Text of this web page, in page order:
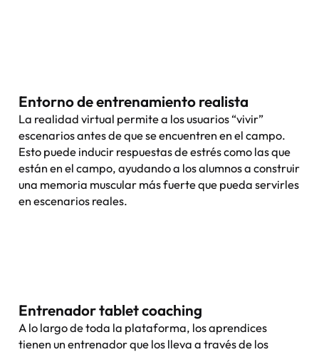
Entorno de entrenamiento realista
La realidad virtual permite a los usuarios “vivir”
escenarios antes de que se encuentren en el campo.
Esto puede inducir respuestas de estrés como las que
están en el campo, ayudando a los alumnos a construir
una memoria muscular más fuerte que pueda servirles
en escenarios reales.
Entrenador tablet coaching
A lo largo de toda la plataforma, los aprendices
tienen un entrenador que los lleva a través de los